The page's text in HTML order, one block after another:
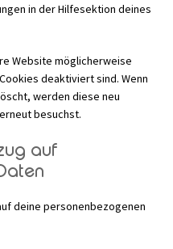
in der Hilfesektion deines
Website möglicherweise
deaktiviert sind. Wenn
werden diese neu
besuchst.
auf
deine personenbezogenen